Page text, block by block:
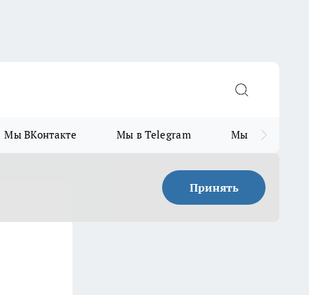
Мы ВКонтакте Мы в Telegram Мы в MAX
Принять